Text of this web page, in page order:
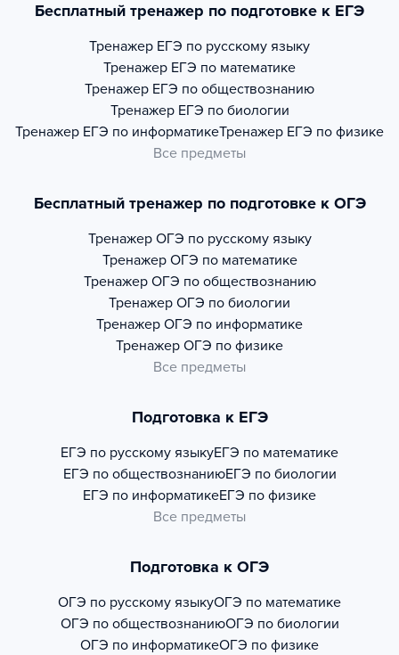
Бесплатный тренажер по подготовке к ЕГЭ
Тренажер ЕГЭ по русскому языку
Тренажер ЕГЭ по математике
Тренажер ЕГЭ по обществознанию
Тренажер ЕГЭ по биологии
Тренажер ЕГЭ по информатикеТренажер ЕГЭ по физике
Все предметы
Бесплатный тренажер по подготовке к ОГЭ
Тренажер ОГЭ по русскому языку
Тренажер ОГЭ по математике
Тренажер ОГЭ по обществознанию
Тренажер ОГЭ по биологии
Тренажер ОГЭ по информатике
Тренажер ОГЭ по физике
Все предметы
Подготовка к ЕГЭ
ЕГЭ по русскому языкуЕГЭ по математике
ЕГЭ по обществознаниюЕГЭ по биологии
ЕГЭ по информатикеЕГЭ по физике
Все предметы
Подготовка к ОГЭ
ОГЭ по русскому языкуОГЭ по математике
ОГЭ по обществознаниюОГЭ по биологии
ОГЭ по информатикеОГЭ по физике